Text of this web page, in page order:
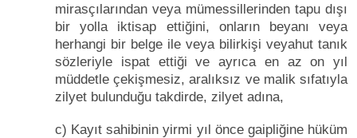
mirasçılarından veya mümessillerinden tapu dışı
bir yolla iktisap ettiğini, onların beyanı veya
herhangi bir belge ile veya bilirkişi veyahut tanık
sözleriyle ispat ettiği ve ayrıca en az on yıl
müddetle çekişmesiz, aralıksız ve malik sıfatıyla
zilyet bulunduğu takdirde, zilyet adına,
c) Kayıt sahibinin yirmi yıl önce gaipliğine hüküm